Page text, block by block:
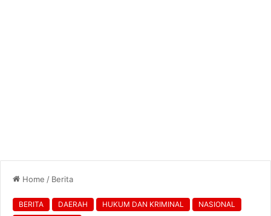
Home / Berita
BERITA DAERAH HUKUM DAN KRIMINAL
NASIONAL